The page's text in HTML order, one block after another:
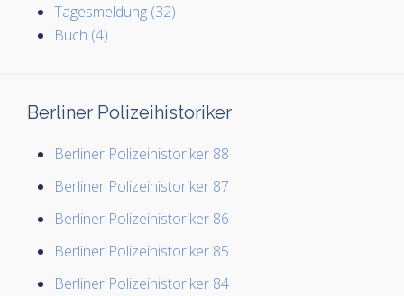
Tagesmeldung (32)
Buch (4)
Berliner Polizeihistoriker
Berliner Polizeihistoriker 88
Berliner Polizeihistoriker 87
Berliner Polizeihistoriker 86
Berliner Polizeihistoriker 85
Berliner Polizeihistoriker 84